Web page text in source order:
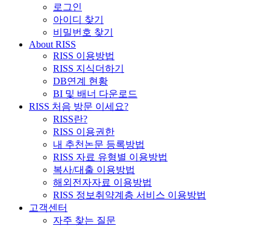
로그인
아이디 찾기
비밀번호 찾기
About RISS
RISS 이용방법
RISS 지식더하기
DB연계 현황
BI 및 배너 다운로드
RISS 처음 방문 이세요?
RISS란?
RISS 이용권한
내 추천논문 등록방법
RISS 자료 유형별 이용방법
복사/대출 이용방법
해외전자자료 이용방법
RISS 정보취약계층 서비스 이용방법
고객센터
자주 찾는 질문